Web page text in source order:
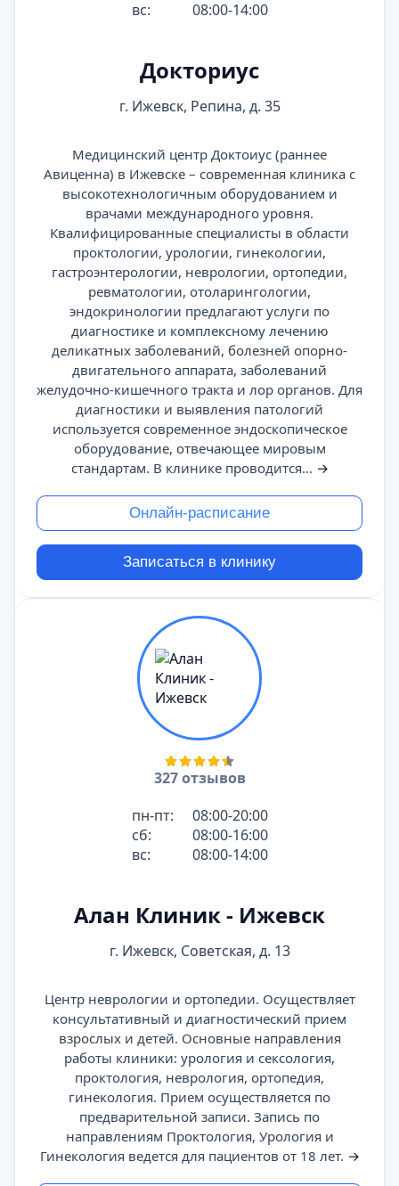
вс: 08:00-14:00
Докториус
г. Ижевск, Репина, д. 35
Медицинский центр Доктоиус (раннее
Авиценна) в Ижевске – современная клиника с
высокотехнологичным оборудованием и
врачами международного уровня.
Квалифицированные специалисты в области
проктологии, урологии, гинекологии,
гастроэнтерологии, неврологии, ортопедии,
ревматологии, отоларингологии,
эндокринологии предлагают услуги по
диагностике и комплексному лечению
деликатных заболеваний, болезней опорно-
двигательного аппарата, заболеваний
желудочно-кишечного тракта и лор органов. Для
диагностики и выявления патологий
используется современное эндоскопическое
оборудование, отвечающее мировым
стандартам. В клинике проводится... →
Онлайн-расписание
Записаться в клинику
327 отзывов
пн-пт:
08:00-20:00
сб:
08:00-16:00
вс:
08:00-14:00
Алан Клиник - Ижевск
г. Ижевск, Советская, д. 13
Центр неврологии и ортопедии. Осуществляет
консультативный и диагностический прием
взрослых и детей. Основные направления
работы клиники: урология и сексология,
проктология, неврология, ортопедия,
гинекология. Прием осуществляется по
предварительной записи. Запись по
направлениям Проктология, Урология и
Гинекология ведется для пациентов от 18 лет. →